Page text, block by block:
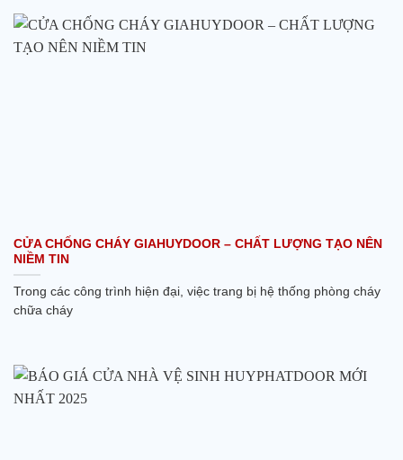
CỬA CHỐNG CHÁY GIAHUYDOOR – CHẤT LƯỢNG TẠO NÊN
NIỀM TIN
Trong các công trình hiện đại, việc trang bị hệ thống phòng cháy
chữa cháy